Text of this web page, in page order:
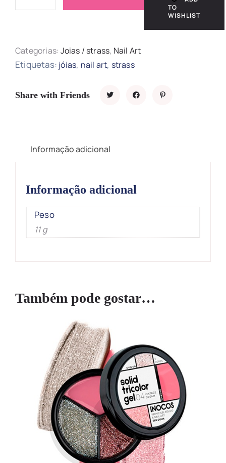
TO
WISHLIST
Categorias:Joias / strass, Nail Art
Etiquetas: jóias, nail art, strass
Share with Friends
Informação adicional
Informação adicional
Peso
11 g
Também pode gostar…